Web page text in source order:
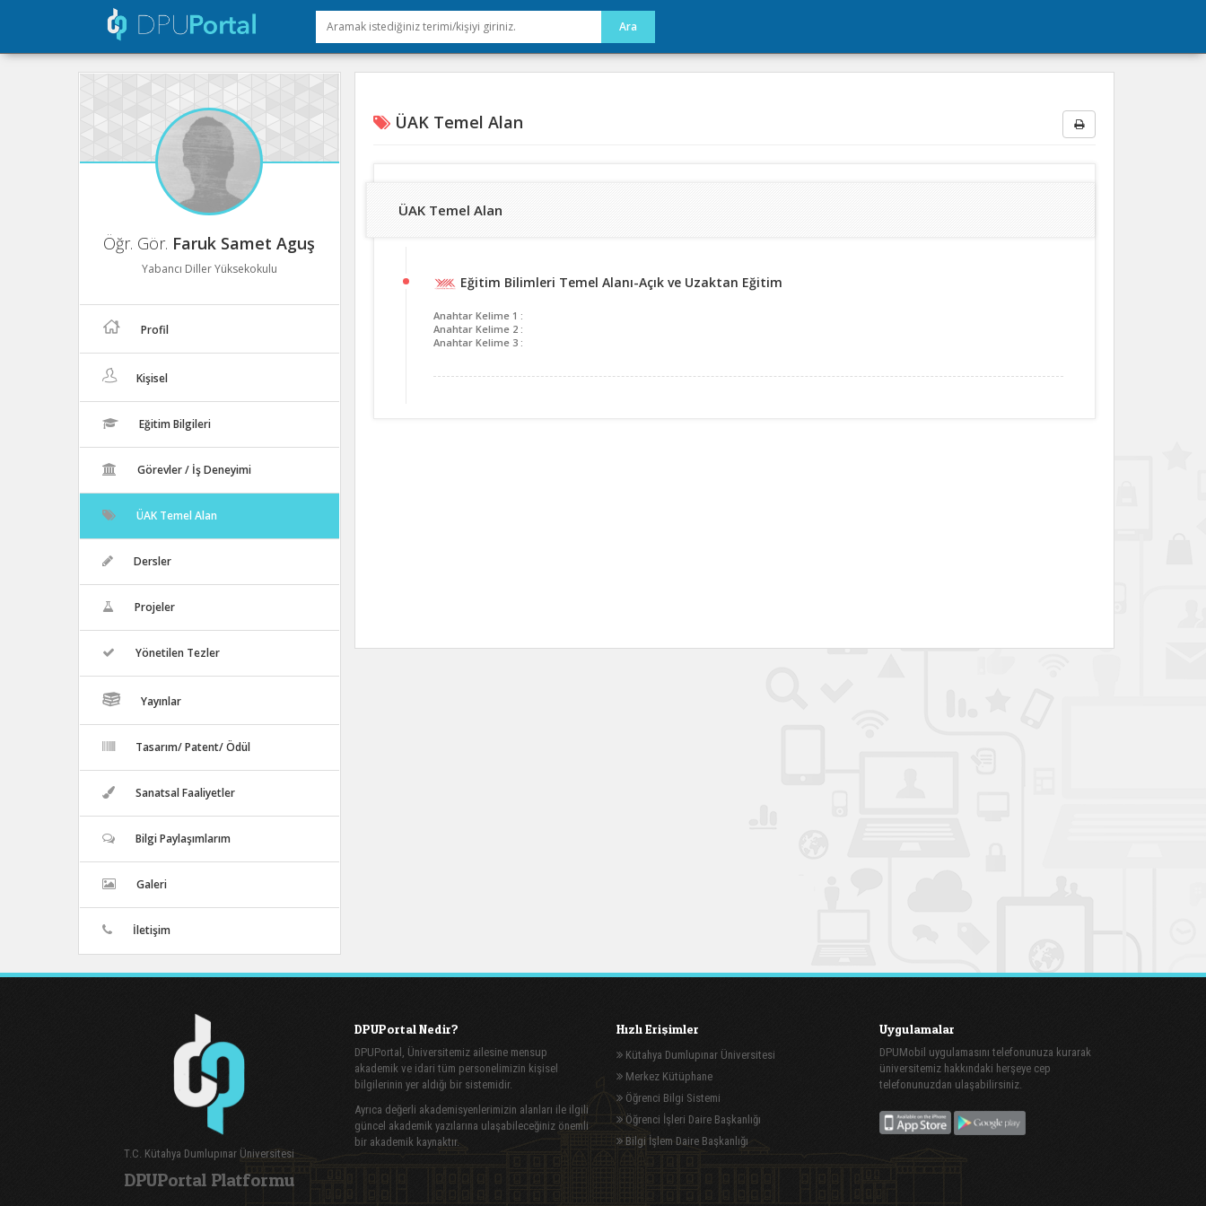
Öğr. Gör. Faruk Samet Aguş
Yabancı Diller Yüksekokulu
Profil
Kişisel
Eğitim Bilgileri
Görevler / İş Deneyimi
ÜAK Temel Alan
Dersler
Projeler
Yönetilen Tezler
Yayınlar
Tasarım/ Patent/ Ödül
Sanatsal Faaliyetler
Bilgi Paylaşımlarım
Galeri
İletişim
ÜAK Temel Alan
ÜAK Temel Alan
Eğitim Bilimleri Temel Alanı-Açık ve Uzaktan Eğitim
Anahtar Kelime 1 :
Anahtar Kelime 2 :
Anahtar Kelime 3 :
T.C. Kütahya Dumlupınar Üniversitesi
DPUPortal Platformu
DPUPortal Nedir?
DPUPortal, Üniversitemiz ailesine mensup
akademik ve idari tüm personelimizin kişisel
bilgilerinin yer aldığı bir sistemidir.
Ayrıca değerli akademisyenlerimizin alanları ile ilgili
güncel akademik yazılarına ulaşabileceğiniz önemli
bir akademik kaynaktır.
Hızlı Erişimler
Kütahya Dumlupınar Üniversitesi
Merkez Kütüphane
Öğrenci Bilgi Sistemi
Öğrenci İşleri Daire Başkanlığı
Bilgi İşlem Daire Başkanlığı
Uygulamalar
DPUMobil uygulamasını telefonunuza kurarak
üniversitemiz hakkındaki herşeye cep
telefonunuzdan ulaşabilirsiniz.